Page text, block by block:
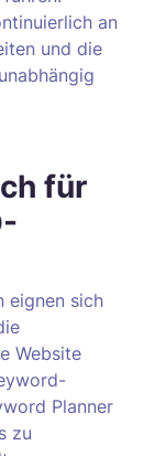
an
und die
für
eignen sich
Website
Planner
zu